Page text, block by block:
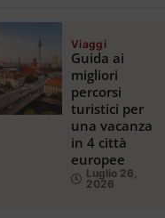
Viaggi
Guida ai
migliori
percorsi
turistici per
una vacanza
in 4 città
europee
Luglio 26,
2026